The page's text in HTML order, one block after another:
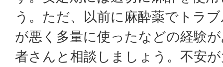
う。ただ、以前に麻酔薬でトラ
が悪く多量に使ったなどの経験
者さんと相談しましょう。不安